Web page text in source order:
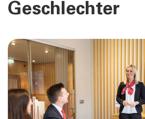
MEHR ALS BANK
ÜBER UNS
TOOLS
AKTUELLES
Geschlechter